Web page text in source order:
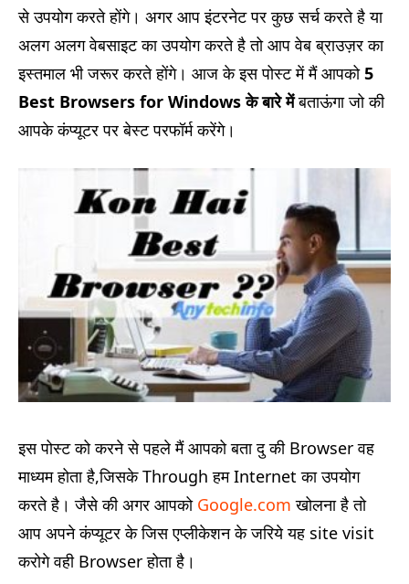
से उपयोग करते होंगे। अगर आप इंटरनेट पर कुछ सर्च करते है या
अलग अलग वेबसाइट का उपयोग करते है तो आप वेब ब्राउज़र का
इस्तमाल भी जरूर करते होंगे। आज के इस पोस्ट में मैं आपको5
Best Browsers for Windows के बारे मेंबताऊंगा जो की
आपके कंप्यूटर पर बेस्ट परफॉर्म करेंगे।
इस पोस्ट को करने से पहले मैं आपको बता दु की Browser वह
माध्यम होता है,जिसके Through हम Internet का उपयोग
करते है। जैसे की अगर आपको Google.com खोलना है तो
आप अपने कंप्यूटर के जिस एप्लीकेशन के जरिये यह site visit
करोगे वही Browser होता है।